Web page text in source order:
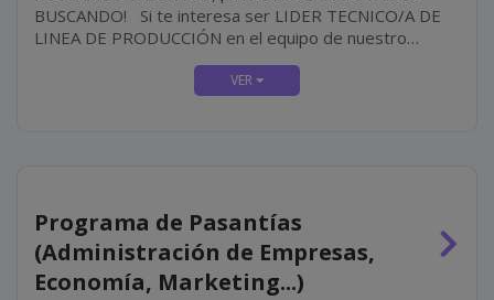
BUSCANDO! Si te interesa ser LIDER TECNICO/A DE
LINEA DE PRODUCCIÓN en el equipo de nuestro
cliente, IMPORTANTE EMPRESA DE ALIMENTOS
¡desafíate a vos mismo y crea tu futuro! ¿CÓMO ES
Programa de Pasantías
(Administración de Empresas,
Economía, Marketing...)